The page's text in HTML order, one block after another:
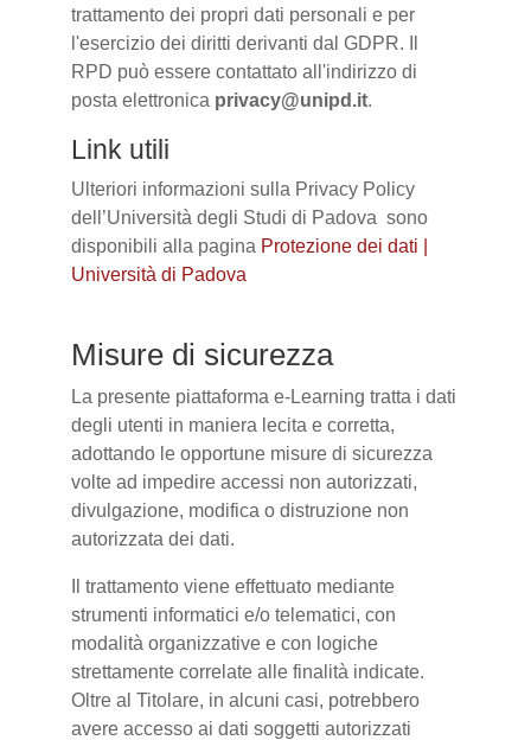
trattamento dei propri dati personali e per
l'esercizio dei diritti derivanti dal GDPR. Il
RPD può essere contattato all'indirizzo di
posta elettronica privacy@unipd.it.
Link utili
Ulteriori informazioni sulla Privacy Policy
dell’Università degli Studi di Padova sono
disponibili alla pagina Protezione dei dati |
Università di Padova
Misure di sicurezza
La presente piattaforma e-Learning tratta i dati
degli utenti in maniera lecita e corretta,
adottando le opportune misure di sicurezza
volte ad impedire accessi non autorizzati,
divulgazione, modifica o distruzione non
autorizzata dei dati.
Il trattamento viene effettuato mediante
strumenti informatici e/o telematici, con
modalità organizzative e con logiche
strettamente correlate alle finalità indicate.
Oltre al Titolare, in alcuni casi, potrebbero
avere accesso ai dati soggetti autorizzati